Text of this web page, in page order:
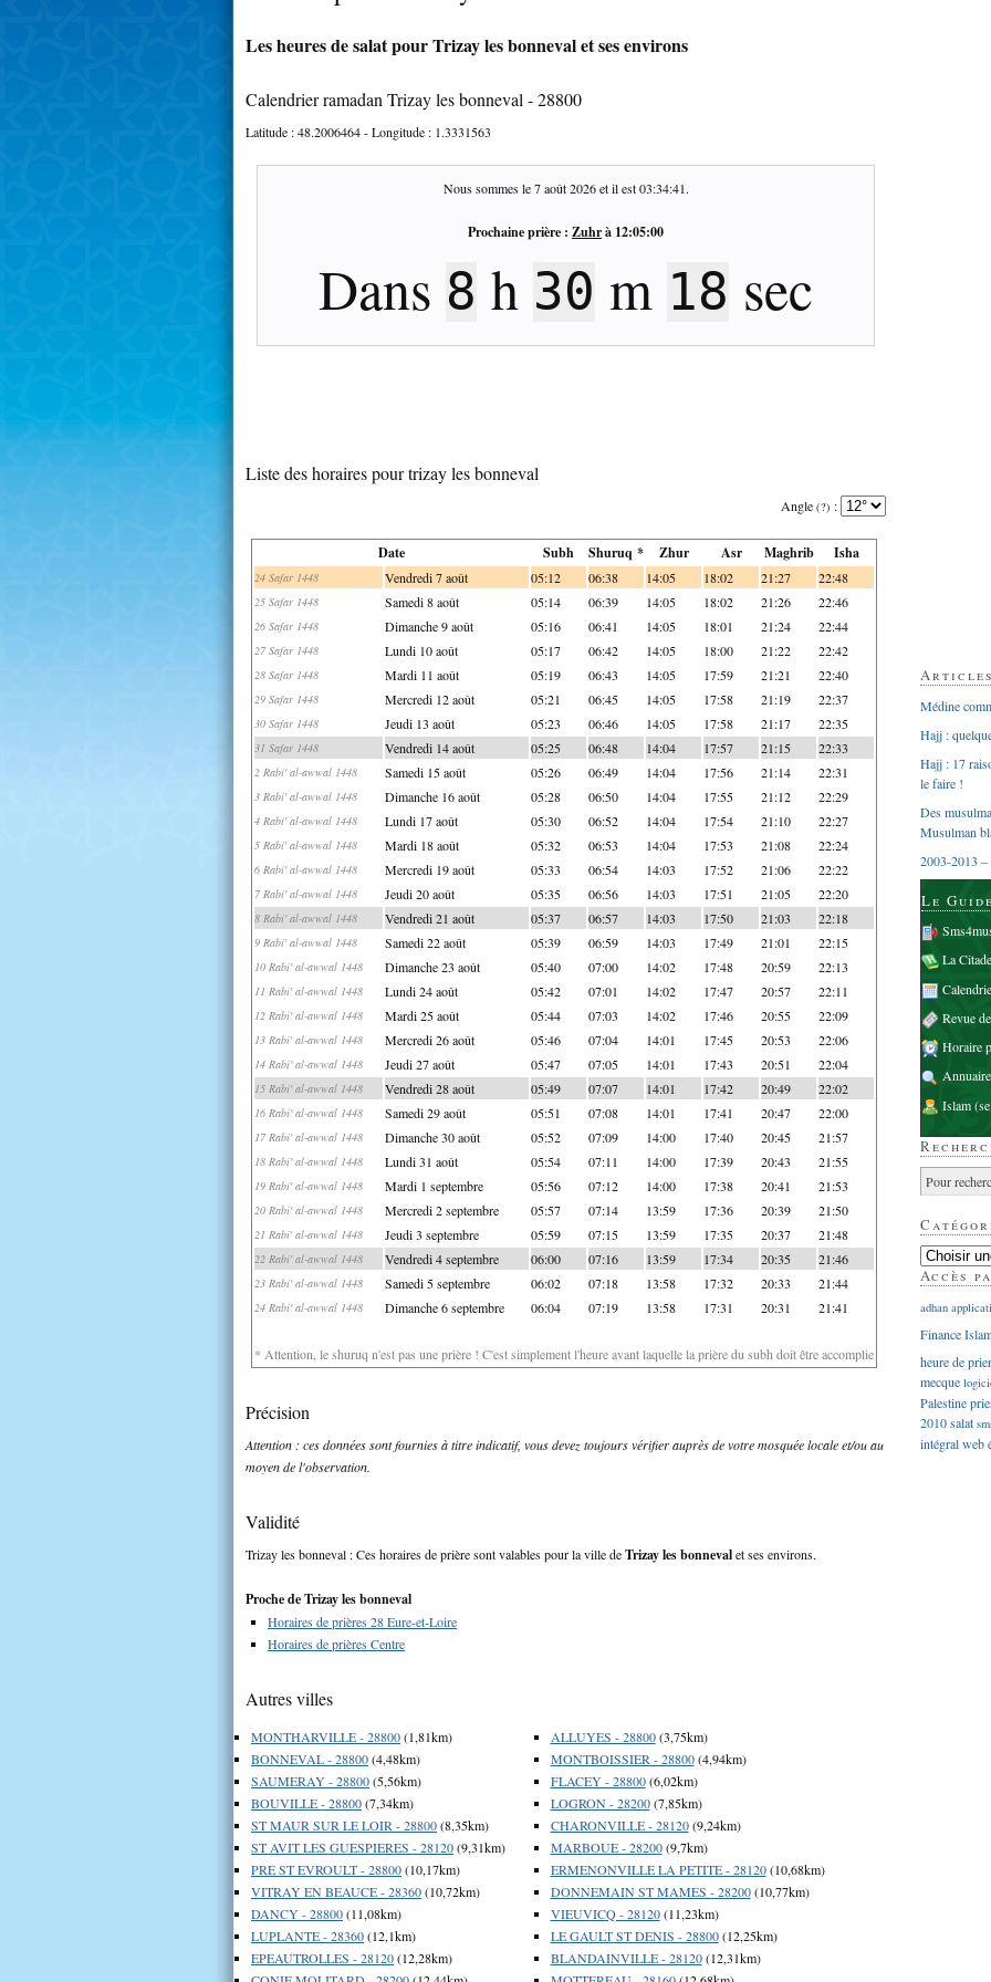
Les heures de salat pour Trizay les bonneval et ses environs
Calendrier ramadan Trizay les bonneval - 28800
Latitude :48.2006464- Longitude : 1.3331563
Nous sommes le7 août 2026et il est03:34:42.
Prochaine prière : Zuhrà 12:05:00
Dans 8 h 30 m 17 sec
Liste des horaires pour trizay les bonneval
Angle (?) :
Date Subh Shuruq * Zhur Asr Maghrib Isha
24 Safar 1448 Vendredi 7 août 05:12 06:38 14:05 18:02 21:27 22:48
25 Safar 1448 Samedi 8 août 05:14 06:39 14:05 18:02 21:26 22:46
26 Safar 1448 Dimanche 9 août 05:16 06:41 14:05 18:01 21:24 22:44
27 Safar 1448 Lundi 10 août 05:17 06:42 14:05 18:00 21:22 22:42
28 Safar 1448 Mardi 11 août 05:19 06:43 14:05 17:59 21:21 22:40
29 Safar 1448 Mercredi 12 août 05:21 06:45 14:05 17:58 21:19 22:37
30 Safar 1448 Jeudi 13 août 05:23 06:46 14:05 17:58 21:17 22:35
31 Safar 1448 Vendredi 14 août 05:25 06:48 14:04 17:57 21:15 22:33
2 Rabi' al-awwal 1448 Samedi 15 août 05:26 06:49 14:04 17:56 21:14 22:31
3 Rabi' al-awwal 1448 Dimanche 16 août 05:28 06:50 14:04 17:55 21:12 22:29
4 Rabi' al-awwal 1448 Lundi 17 août 05:30 06:52 14:04 17:54 21:10 22:27
5 Rabi' al-awwal 1448 Mardi 18 août 05:32 06:53 14:04 17:53 21:08 22:24
6 Rabi' al-awwal 1448 Mercredi 19 août 05:33 06:54 14:03 17:52 21:06 22:22
7 Rabi' al-awwal 1448 Jeudi 20 août 05:35 06:56 14:03 17:51 21:05 22:20
8 Rabi' al-awwal 1448 Vendredi 21 août 05:37 06:57 14:03 17:50 21:03 22:18
9 Rabi' al-awwal 1448 Samedi 22 août 05:39 06:59 14:03 17:49 21:01 22:15
10 Rabi' al-awwal 1448 Dimanche 23 août 05:40 07:00 14:02 17:48 20:59 22:13
11 Rabi' al-awwal 1448 Lundi 24 août 05:42 07:01 14:02 17:47 20:57 22:11
12 Rabi' al-awwal 1448 Mardi 25 août 05:44 07:03 14:02 17:46 20:55 22:09
13 Rabi' al-awwal 1448 Mercredi 26 août 05:46 07:04 14:01 17:45 20:53 22:06
14 Rabi' al-awwal 1448 Jeudi 27 août 05:47 07:05 14:01 17:43 20:51 22:04
15 Rabi' al-awwal 1448 Vendredi 28 août 05:49 07:07 14:01 17:42 20:49 22:02
16 Rabi' al-awwal 1448 Samedi 29 août 05:51 07:08 14:01 17:41 20:47 22:00
17 Rabi' al-awwal 1448 Dimanche 30 août 05:52 07:09 14:00 17:40 20:45 21:57
18 Rabi' al-awwal 1448 Lundi 31 août 05:54 07:11 14:00 17:39 20:43 21:55
19 Rabi' al-awwal 1448 Mardi 1 septembre 05:56 07:12 14:00 17:38 20:41 21:53
20 Rabi' al-awwal 1448 Mercredi 2 septembre 05:57 07:14 13:59 17:36 20:39 21:50
21 Rabi' al-awwal 1448 Jeudi 3 septembre 05:59 07:15 13:59 17:35 20:37 21:48
22 Rabi' al-awwal 1448 Vendredi 4 septembre 06:00 07:16 13:59 17:34 20:35 21:46
23 Rabi' al-awwal 1448 Samedi 5 septembre 06:02 07:18 13:58 17:32 20:33 21:44
24 Rabi' al-awwal 1448 Dimanche 6 septembre 06:04 07:19 13:58 17:31 20:31 21:41
* Attention, le shuruq n'est pas une prière ! C'est simplement l'heure avant laquelle la prière du subh doit être accomplie
Précision
Attention : ces données sont fournies à titre indicatif, vous devez toujours vérifier auprès de votre mosquée locale et/ou au
moyen de l'observation.
Validité
Trizay les bonneval : Ces horaires de prière sont valables pour la ville deTrizay les bonnevalet ses environs.
Proche de Trizay les bonneval
Horaires de prières 28 Eure-et-Loire
Horaires de prières Centre
Autres villes
MONTHARVILLE - 28800(1,81km)
BONNEVAL - 28800(4,48km)
SAUMERAY - 28800(5,56km)
BOUVILLE - 28800(7,34km)
ST MAUR SUR LE LOIR - 28800(8,35km)
ST AVIT LES GUESPIERES - 28120(9,31km)
PRE ST EVROULT - 28800(10,17km)
VITRAY EN BEAUCE - 28360(10,72km)
DANCY - 28800(11,08km)
LUPLANTE - 28360(12,1km)
EPEAUTROLLES - 28120(12,28km)
ALLUYES - 28800(3,75km)
MONTBOISSIER - 28800(4,94km)
FLACEY - 28800(6,02km)
LOGRON - 28200(7,85km)
CHARONVILLE - 28120(9,24km)
MARBOUE - 28200(9,7km)
ERMENONVILLE LA PETITE - 28120(10,68km)
DONNEMAIN ST MAMES - 28200(10,77km)
VIEUVICQ - 28120(11,23km)
LE GAULT ST DENIS - 28800(12,25km)
BLANDAINVILLE - 28120(12,31km)
Médine
Hajj :
Hajj : 17
le faire !
Des
Musulman
2003-2013 –
Le
La
Revue
Horaire
Islam
Accès
adhan
Finance
heure de
mecque
Palestine
2010salat
intégralweb